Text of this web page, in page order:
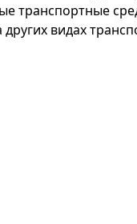
транспортные
видах